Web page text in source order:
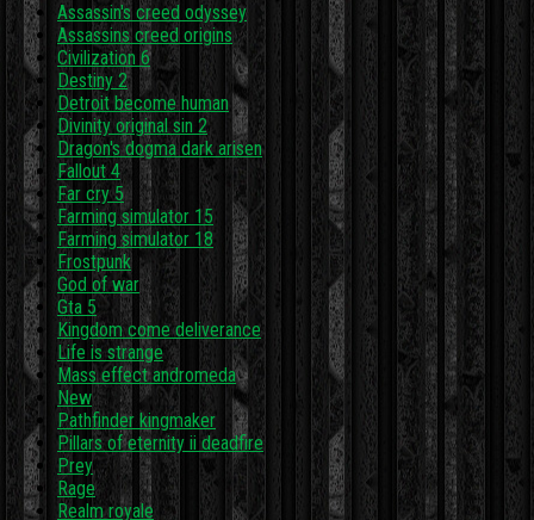
Assassin's creed odyssey
Assassins creed origins
Civilization 6
Destiny 2
Detroit become human
Divinity original sin 2
Dragon's dogma dark arisen
Fallout 4
Far cry 5
Farming simulator 15
Farming simulator 18
Frostpunk
God of war
Gta 5
Kingdom come deliverance
Life is strange
Mass effect andromeda
New
Pathfinder kingmaker
Pillars of eternity ii deadfire
Prey
Rage
Realm royale